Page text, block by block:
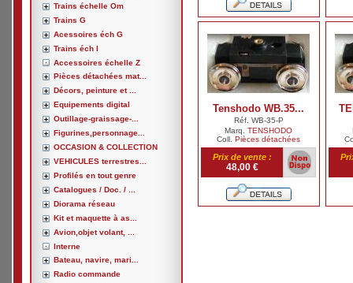
Trains échelle Om
Trains G
Acessoires éch G
Trains éch I
Accessoires échelle Z
Pièces détachées mat...
Décors, peinture et ...
Equipements digital
Outillage-graissage-...
Figurines,personnage...
OCCASION & COLLECTION
VEHICULES terrestres...
Profilés en tout genre
Catalogues / Doc. / ...
Diorama réseau
Kit et maquette à as...
Avion,objet volant, ...
Interne
Bateau, navire, mari...
Radio commande
Tenshodo WB.35...
Réf. WB-35-P
Marq. TENSHODO
Coll. Pièces détachées
Prix de vente :
48,00 €